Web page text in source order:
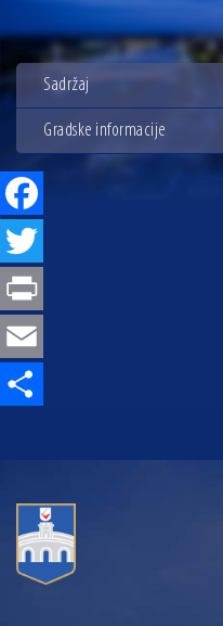
13.07.2026 | Ljetnim izdanjem
07.07.2026 | Održana 8.
obnovu glavnog osječkog Trga
06.07.2026 | Brevis koncertom
djelovanja
04.07.2026 | Zbog povoljnih
Sadržaj
Gradske informacije